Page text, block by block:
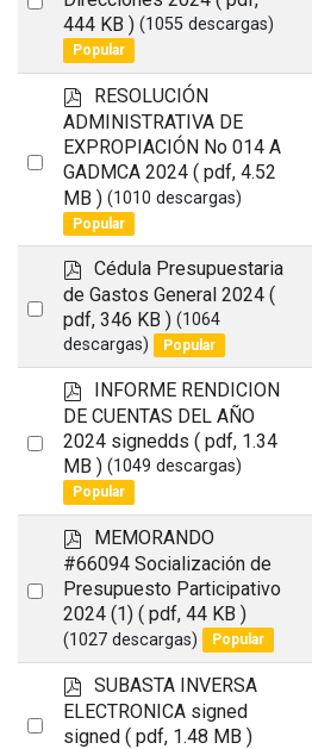
444 KB ) (1055 descargas)
Popular
Select
p
d
f
RESOLUCIÓN
ADMINISTRATIVA DE
EXPROPIACIÓN No 014 A
GADMCA 2024 ( pdf, 4.52
MB ) (1010 descargas)
Popular
Select
item
p
d
f
Cédula Presupuestaria
de Gastos General 2024 (
pdf, 346 KB ) (1064
descargas)
Popular
Select
p
d
f
INFORME RENDICION
DE CUENTAS DEL AÑO
2024 signedds ( pdf, 1.34
MB ) (1049 descargas)
Popular
Select
p
d
f
MEMORANDO
#66094 Socialización de
Presupuesto Participativo
2024 (1) ( pdf, 44 KB )
(1027 descargas) Popular
Select
p
d
f
SUBASTA INVERSA
ELECTRONICA signed
signed ( pdf, 1.48 MB )